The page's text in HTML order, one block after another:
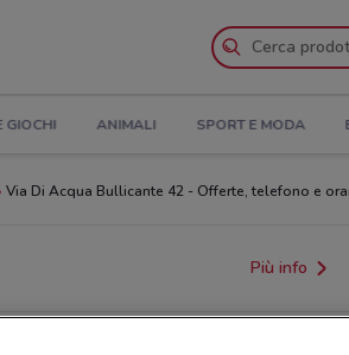
GIOCHI ANIMALI SPORT E MODA
Via Di Acqua Bullicante 42 - Offerte, telefono e
Più info